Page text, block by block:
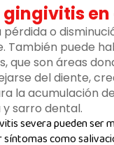
gingivitis
pérdida o
También puede
que son áreas
del diente,
la acumulación
sarro dental.
severa pueden ser
como